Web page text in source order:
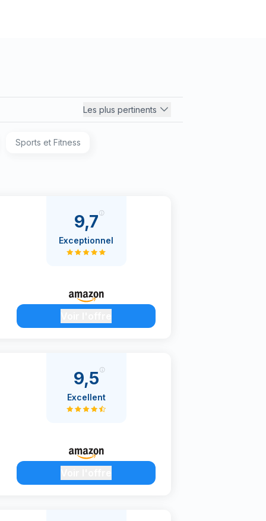
Les plus pertinents
Sports et Fitness
9,7
Exceptionnel
9,5
Excellent